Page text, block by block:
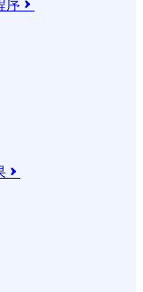
序 
